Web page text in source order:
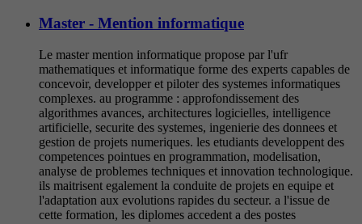
Master - Mention informatique
Le master mention informatique propose par l'ufr
mathematiques et informatique forme des experts capables de
concevoir, developper et piloter des systemes informatiques
complexes. au programme : approfondissement des
algorithmes avances, architectures logicielles, intelligence
artificielle, securite des systemes, ingenierie des donnees et
gestion de projets numeriques. les etudiants developpent des
competences pointues en programmation, modelisation,
analyse de problemes techniques et innovation technologique.
ils maitrisent egalement la conduite de projets en equipe et
l'adaptation aux evolutions rapides du secteur. a l'issue de
cette formation, les diplomes accedent a des postes